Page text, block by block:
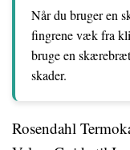
Når du bruger en
fingrene væk fra
bruge en
skader.
Rosendahl